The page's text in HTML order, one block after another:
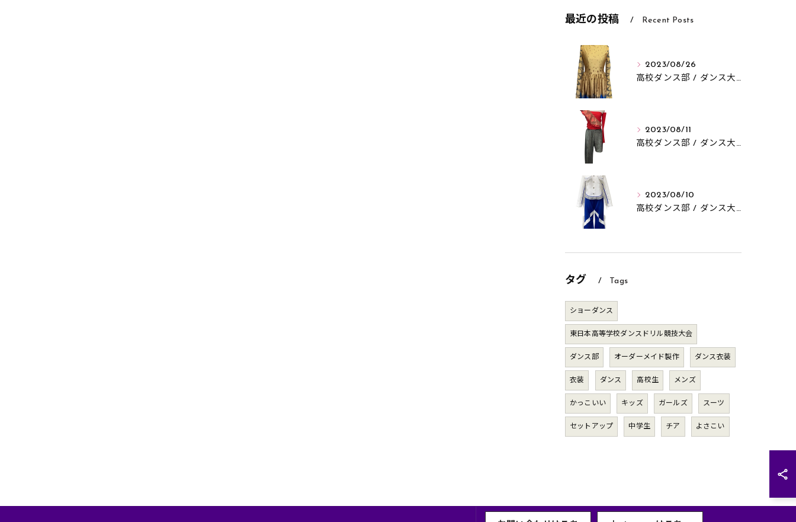
最近の投稿 Recent Posts
2023/08/26
高校ダンス部 / ダンス大会
2023/08/11
高校ダンス部 / ダンス大会
2023/08/10
高校ダンス部 / ダンス大会
タグ Tags
ショーダンス
東日本高等学校ダンスドリル競技大会
ダンス部 オーダーメイド製作 ダンス衣装
衣装 ダンス 高校生 メンズ
かっこいい キッズ ガールズ スーツ
セットアップ 中学生 チア よさこい